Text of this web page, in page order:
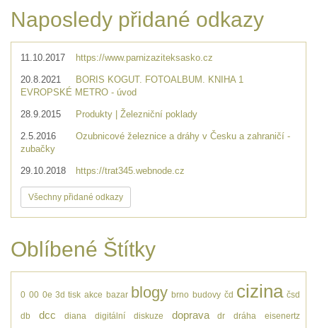
Naposledy přidané odkazy
11.10.2017 https://www.parnizaziteksasko.cz
20.8.2021
BORIS KOGUT. FOTOALBUM. KNIHA 1
EVROPSKÉ METRO - úvod
28.9.2015 Produkty | Železniční poklady
2.5.2016
Ozubnicové železnice a dráhy v Česku a zahraničí -
zubačky
29.10.2018 https://trat345.webnode.cz
Všechny přidané odkazy
Oblíbené Štítky
0 00 0e 3d tisk akce bazar blogy brno budovy čd cizina čsd
db dcc diana digitální diskuze doprava dr dráha eisenertz